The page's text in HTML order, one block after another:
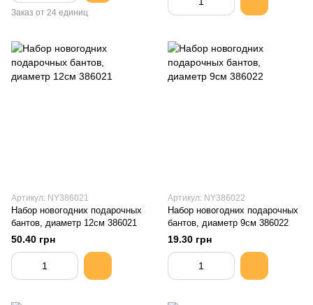
Заказ от 24 единиц
Артикул: NY386021
Набор новогодних подарочных
бантов, диаметр 12см 386021
50.40 грн
Артикул: NY386022
Набор новогодних подарочных
бантов, диаметр 9см 386022
19.30 грн